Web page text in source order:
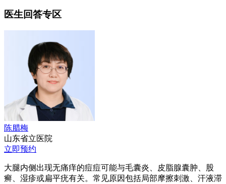
医生回答专区
陈腊梅
山东省立医院
立即预约
大腿内侧出现无痛痒的痘痘可能与毛囊炎、皮脂腺囊肿、股
癣、湿疹或扁平疣有关。常见原因包括局部摩擦刺激、汗液滞